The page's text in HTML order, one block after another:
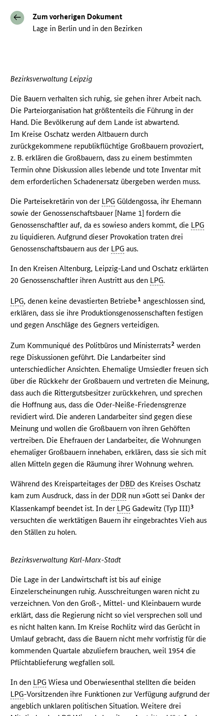
Zum vorherigen Dokument
Lage in Berlin und in den Bezirken
Bezirksverwaltung Leipzig
Die Bauern verhalten sich ruhig, sie gehen ihrer Arbeit nach.
Die Parteiorganisation hat größtenteils die Führung in der
Hand. Die Bevölkerung auf dem Lande ist abwartend.
Im Kreise Oschatz werden Altbauern durch
zurückgekommene republikflüchtige Großbauern provoziert,
z. B. erklären die Großbauern, dass zu einem bestimmten
Termin ohne Diskussion alles lebende und tote Inventar mit
dem erforderlichen Schadenersatz übergeben werden muss.
Die Parteisekretärin von der LPG Güldengossa, ihr Ehemann
sowie der Genossenschaftsbauer [Name 1] fordern die
Genossenschaftler auf, da es sowieso anders kommt, die LPG
zu liquidieren. Aufgrund dieser Provokation traten drei
Genossenschaftsbauern aus der LPG aus.
In den Kreisen Altenburg, Leipzig-Land und Oschatz erklärten
20 Genossenschaftler ihren Austritt aus den LPG.
LPG, denen keine devastierten Betriebe1 angeschlossen sind,
erklären, dass sie ihre Produktionsgenossenschaften festigen
und gegen Anschläge des Gegners verteidigen.
Zum Kommuniqué des Politbüros und Ministerrats2 werden
rege Diskussionen geführt. Die Landarbeiter sind
unterschiedlicher Ansichten. Ehemalige Umsiedler freuen sich
über die Rückkehr der Großbauern und vertreten die Meinung,
dass auch die Rittergutsbesitzer zurückkehren, und sprechen
die Hoffnung aus, dass die Oder-Neiße-Friedensgrenze
revidiert wird. Die anderen Landarbeiter sind gegen diese
Meinung und wollen die Großbauern von ihren Gehöften
vertreiben. Die Ehefrauen der Landarbeiter, die Wohnungen
ehemaliger Großbauern innehaben, erklären, dass sie sich mit
allen Mitteln gegen die Räumung ihrer Wohnung wehren.
Während des Kreisparteitages der DBD des Kreises Oschatz
kam zum Ausdruck, dass in der DDR nun »Gott sei Dank« der
Klassenkampf beendet ist. In der LPG Gadewitz (Typ III)3
versuchten die werktätigen Bauern ihr eingebrachtes Vieh aus
den Ställen zu holen.
Bezirksverwaltung Karl-Marx-Stadt
Die Lage in der Landwirtschaft ist bis auf einige
Einzelerscheinungen ruhig. Ausschreitungen waren nicht zu
verzeichnen. Von den Groß-, Mittel- und Kleinbauern wurde
erklärt, dass die Regierung nicht so viel versprechen soll und
es nicht halten kann. Im Kreise Rochlitz wird das Gerücht in
Umlauf gebracht, dass die Bauern nicht mehr vorfristig für die
kommenden Quartale abzuliefern brauchen, weil 1954 die
Pflichtablieferung wegfallen soll.
In den LPG Wiesa und Oberwiesenthal stellten die beiden
LPG-Vorsitzenden ihre Funktionen zur Verfügung aufgrund der
angeblich unklaren politischen Situation. Weitere drei